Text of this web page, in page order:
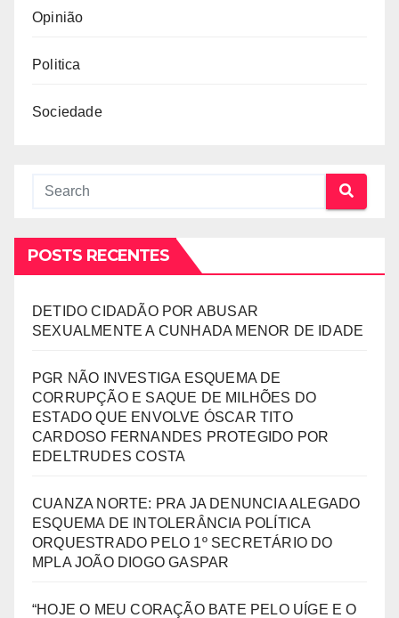
Opinião
Politica
Sociedade
POSTS RECENTES
DETIDO CIDADÃO POR ABUSAR
SEXUALMENTE A CUNHADA MENOR DE IDADE
PGR NÃO INVESTIGA ESQUEMA DE
CORRUPÇÃO E SAQUE DE MILHÕES DO
ESTADO QUE ENVOLVE ÓSCAR TITO
CARDOSO FERNANDES PROTEGIDO POR
EDELTRUDES COSTA
CUANZA NORTE: PRA JA DENUNCIA ALEGADO
ESQUEMA DE INTOLERÂNCIA POLÍTICA
ORQUESTRADO PELO 1º SECRETÁRIO DO
MPLA JOÃO DIOGO GASPAR
“HOJE O MEU CORAÇÃO BATE PELO UÍGE E O